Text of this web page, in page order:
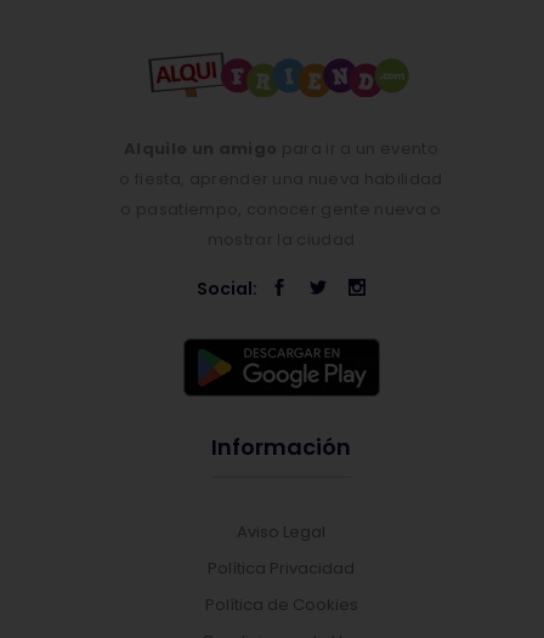
Social:
Información
Aviso Legal
Política Privacidad
Política de Cookies